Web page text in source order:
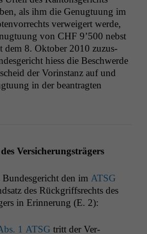
als ihm die Genug­tu­ung im
ver­weigert werde,
von CHF 9’500 neb­st
dem 8. Okto­ber 2010 zuzus­
hiess die Beschw­erde
der Vorin­stanz auf und
in der beantragten
Versicherungsträgers
Bun­des­gericht den im ATSG
des Rück­griff­s­rechts des
in Erin­nerung (E. 2):
1 ATSG tritt der Ver­